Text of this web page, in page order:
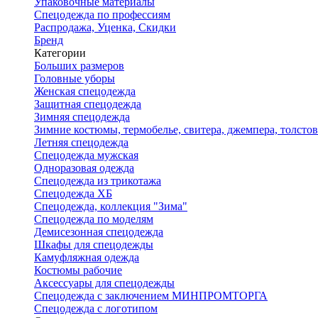
Спецодежда по профессиям
Распродажа, Уценка, Скидки
Бренд
Категории
Больших размеров
Головные уборы
Женская спецодежда
Защитная спецодежда
Зимняя спецодежда
Зимние костюмы, термобелье, свитера, джемпера,
Летняя спецодежда
Спецодежда мужская
Одноразовая одежда
Спецодежда из трикотажа
Спецодежда ХБ
Спецодежда, коллекция "Зима"
Спецодежда по моделям
Демисезонная спецодежда
Шкафы для спецодежды
Камуфляжная одежда
Костюмы рабочие
Аксессуары для спецодежды
Спецодежда с заключением МИНПРОМТОРГА
Спецодежда с логотипом